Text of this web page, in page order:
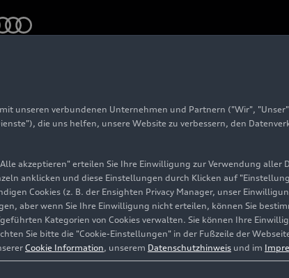
unseren verbundenen Unternehmen und Partnern ("Wir",
die uns helfen, unsere Website zu verbessern, den
akzeptieren" erteilen Sie Ihre Einwilligung zur Verwendung aller
anklicken und diese Einstellungen durch Klicken auf
Cookies (z. B. der Ensighten Privacy Manager, unser
aber wenn Sie Ihre Einwilligung nicht erteilen, können Sie
Kategorien von Cookies verwalten. Sie können Ihre
Sie bitte die "Cookie-Einstellungen" in der Fußzeile der
Cookie Information, unserem Datenschutzhinweis und im